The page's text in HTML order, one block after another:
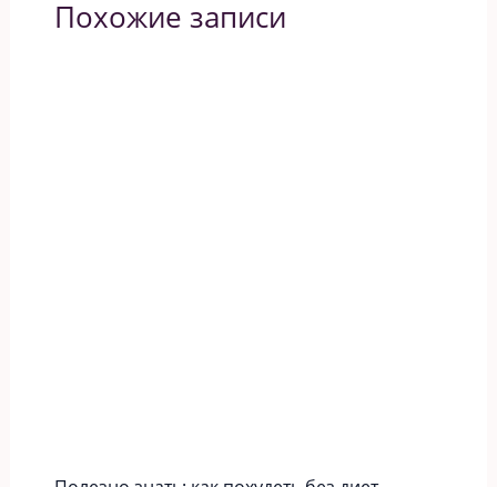
Похожие записи